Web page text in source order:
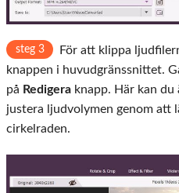
steg 3 För att klippa
knappen i huvudgränssnittet.
på Redigera knapp. Här kan
justera ljudvolymen genom att
cirkelraden.